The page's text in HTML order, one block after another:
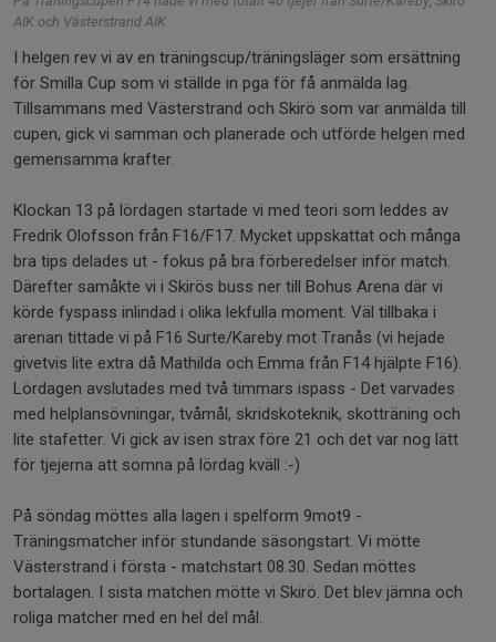
AIK och Västerstrand AIK
I helgen rev vi av en träningscup/träningsläger som ersättning
för Smilla Cup som vi ställde in pga för få anmälda lag.
Tillsammans med Västerstrand och Skirö som var anmälda till
cupen, gick vi samman och planerade och utförde helgen med
gemensamma krafter.
Klockan 13 på lördagen startade vi med teori som leddes av
Fredrik Olofsson från F16/F17. Mycket uppskattat och många
bra tips delades ut - fokus på bra förberedelser inför match.
Därefter samåkte vi i Skirös buss ner till Bohus Arena där vi
körde fyspass inlindad i olika lekfulla moment. Väl tillbaka i
arenan tittade vi på F16 Surte/Kareby mot Tranås (vi hejade
givetvis lite extra då Mathilda och Emma från F14 hjälpte F16).
Lördagen avslutades med två timmars ispass - Det varvades
med helplansövningar, tvåmål, skridskoteknik, skotträning och
lite stafetter. Vi gick av isen strax före 21 och det var nog lätt
för tjejerna att somna på lördag kväll :-)
På söndag möttes alla lagen i spelform 9mot9 -
Träningsmatcher inför stundande säsongstart. Vi mötte
Västerstrand i första - matchstart 08.30. Sedan möttes
bortalagen. I sista matchen mötte vi Skirö. Det blev jämna och
roliga matcher med en hel del mål.